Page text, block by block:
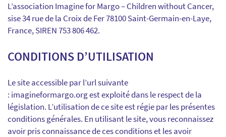
L’association Imagine for Margo – Children without Cancer,
sise 34 rue de la Croix de Fer 78100 Saint-Germain-en-Laye,
France, SIREN 753 806 462.
CONDITIONS D’UTILISATION
Le site accessible par l’url suivante
: imagineformargo.org est exploité dans le respect de la
législation. L’utilisation de ce site est régie par les présentes
conditions générales. En utilisant le site, vous reconnaissez
avoir pris connaissance de ces conditions et les avoir